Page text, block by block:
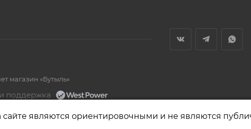
магазин «Бутыль»
поддержка
являются ориентировочными и не являются